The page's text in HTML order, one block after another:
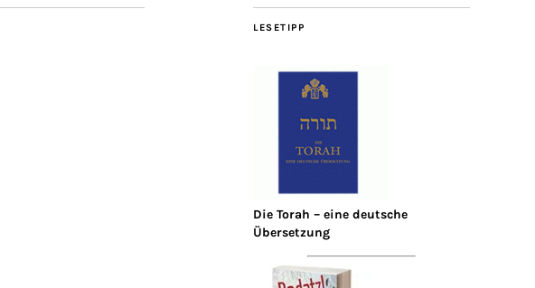
LESETIPP
Die Torah – eine deutsche
Übersetzung